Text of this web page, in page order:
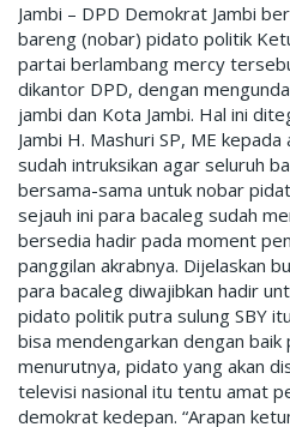
Jambi – DPD Demokrat Jambi
bareng (nobar) pidato politik
partai berlambang mercy
dikantor DPD, dengan
jambi dan Kota Jambi. Hal ini
Jambi H. Mashuri SP, ME
sudah intruksikan agar seluruh
bersama-sama untuk nobar
sejauh ini para bacaleg sudah
bersedia hadir pada moment
panggilan akrabnya. Dijelaskan
para bacaleg diwajibkan hadir
pidato politik putra sulung SBY
bisa mendengarkan dengan
menurutnya, pidato yang akan
televisi nasional itu tentu amat
demokrat kedepan. “Arapan